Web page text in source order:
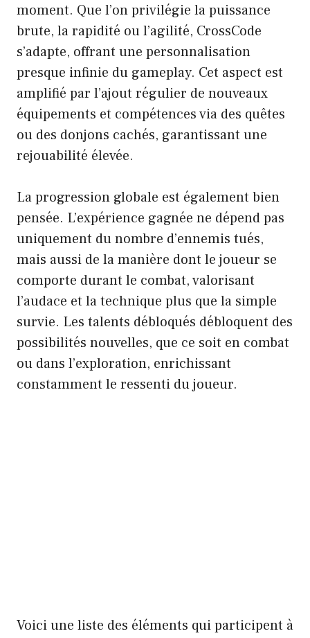
moment. Que l’on privilégie la puissance
brute, la rapidité ou l’agilité, CrossCode
s’adapte, offrant une personnalisation
presque infinie du gameplay. Cet aspect est
amplifié par l’ajout régulier de nouveaux
équipements et compétences via des quêtes
ou des donjons cachés, garantissant une
rejouabilité élevée.
La progression globale est également bien
pensée. L’expérience gagnée ne dépend pas
uniquement du nombre d’ennemis tués,
mais aussi de la manière dont le joueur se
comporte durant le combat, valorisant
l’audace et la technique plus que la simple
survie. Les talents débloqués débloquent des
possibilités nouvelles, que ce soit en combat
ou dans l’exploration, enrichissant
constamment le ressenti du joueur.
Voici une liste des éléments qui participent à